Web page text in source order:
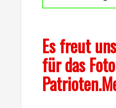
Es freut
für das